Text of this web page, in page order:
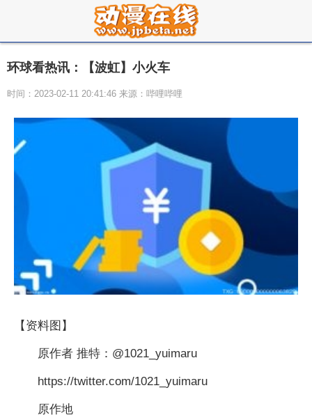
环球看热讯：【波虹】小火车
时间：2023-02-11 20:41:46 来源：哔哩哔哩
【资料图】
原作者 推特：@1021_yuimaru
https://twitter.com/1021_yuimaru
原作地